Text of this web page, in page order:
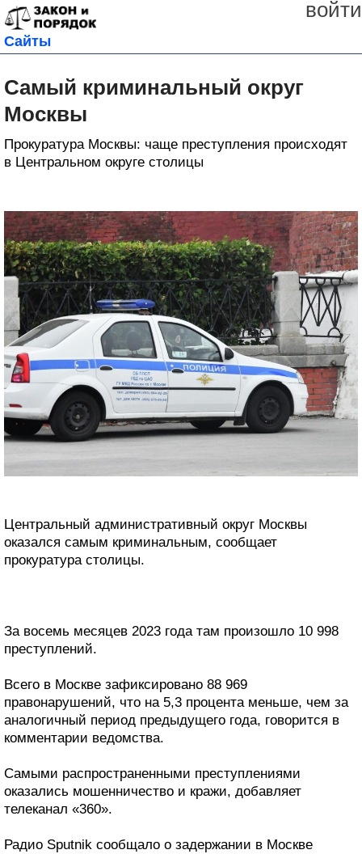
войти
Сайты
Самый криминальный округ
Москвы
Прокуратура Москвы: чаще преступления происходят
в Центральном округе столицы
Центральный административный округ Москвы
оказался самым криминальным, сообщает
прокуратура столицы.
За восемь месяцев 2023 года там произошло 10 998
преступлений.
Всего в Москве зафиксировано 88 969
правонарушений, что на 5,3 процента меньше, чем за
аналогичный период предыдущего года, говорится в
комментарии ведомства.
Самыми распространенными преступлениями
оказались мошенничество и кражи, добавляет
телеканал «360».
Радио Sputnik сообщало о задержании в Москве